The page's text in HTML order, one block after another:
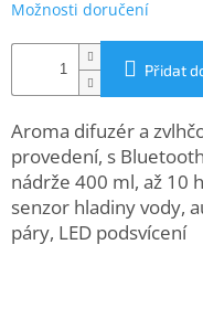
www.inpraise.cz
a
tablety
Cyklo
a
sport
Možnosti doručení
Přidat
Aroma difuzér a
provedení, s
nádrže 400 ml, až 10
senzor hladiny vody,
páry, LED podsvícení